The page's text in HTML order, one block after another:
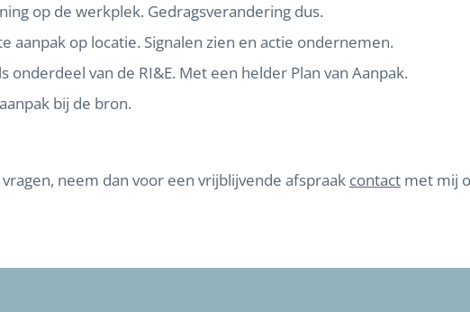
op de werkplek. Gedragsverandering dus.
aanpak op locatie. Signalen zien en actie ondernemen.
onderdeel van de RI&E. Met een helder Plan van Aanpak.
bij de bron.
neem dan voor een vrijblijvende afspraak contact met mij